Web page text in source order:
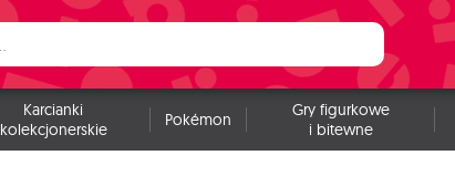
Karcianki
kolekcjonerskie
Pokémon
Gry figurkowe
i bitewne